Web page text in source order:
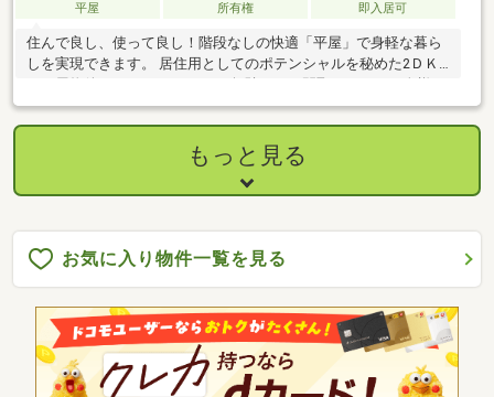
平屋 所有権 即入居可
住んで良し、使って良し！階段なしの快適「平屋」で身軽な暮ら
しを実現できます。 居住用としてのポテンシャルを秘めた2ＤＫ
カップルの住まいとして
もっと見る
お気に入り物件一覧を見る